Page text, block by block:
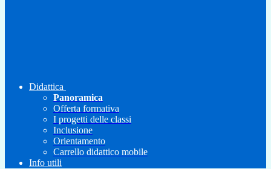
Didattica
Panoramica
Offerta formativa
I progetti delle classi
Inclusione
Orientamento
Carrello didattico mobile
Info utili